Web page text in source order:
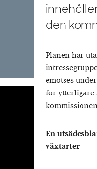
den
Planen har
emotses
för ytterligare
En
växtarter